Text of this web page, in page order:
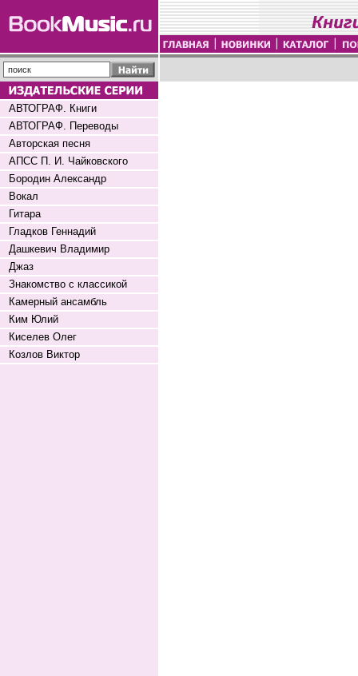
АВТОГРАФ. Книги
АВТОГРАФ. Переводы
Авторская песня
АПСС П. И. Чайковского
Бородин Александр
Вокал
Гитара
Гладков Геннадий
Дашкевич Владимир
Джаз
Знакомство с классикой
Камерный ансамбль
Ким Юлий
Киселев Олег
Козлов Виктор